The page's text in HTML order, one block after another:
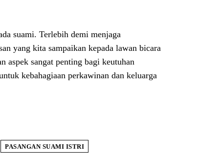
suami. Terlebih demi menjaga
yang kita sampaikan kepada lawan bicara
aspek sangat penting bagi keutuhan
kebahagiaan perkawinan dan keluarga
PASANGAN SUAMI ISTRI